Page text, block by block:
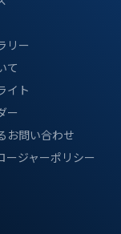
リー
て
イト
ー
お問い合わせ
ージャーポリシー